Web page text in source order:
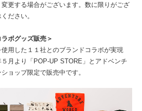
更する場合がございます。数に限りがござ
ださい。
ボグッズ販売＞
⽤した１１社とのブランドコラボが実現
⽉より「POP-UP STORE」とアドベンチ
ョップ限定で販売中です。